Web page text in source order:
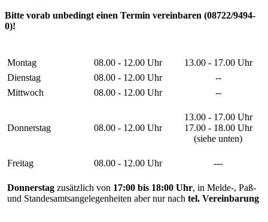
Bitte vorab unbedingt einen Termin vereinbaren (08722/9494-
0)!
Montag 08.00 - 12.00 Uhr
13.00 - 17.00 Uhr
Dienstag
08.00 - 12.00 Uhr
--
Mittwoch
08.00 - 12.00 Uhr --
Donnerstag 08.00 - 12.00 Uhr
13.00 - 17.00 Uhr
17.00 - 18.00 Uhr
(siehe unten)
Freitag 08.00 - 12.00 Uhr ---
Donnerstag zusätzlich von 17:00 bis 18:00 Uhr, in Melde-, Paß-
und Standesamtsangelegenheiten aber nur nach tel. Vereinbarung